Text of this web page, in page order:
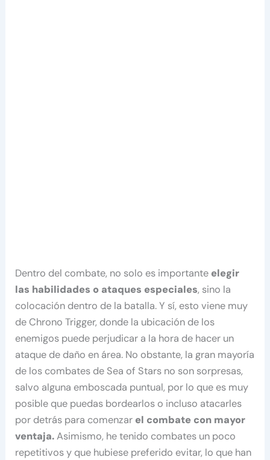
Dentro del combate, no solo es importante elegir
las habilidades o ataques especiales, sino la
colocación dentro de la batalla. Y sí, esto viene muy
de Chrono Trigger, donde la ubicación de los
enemigos puede perjudicar a la hora de hacer un
ataque de daño en área. No obstante, la gran mayoría
de los combates de Sea of Stars no son sorpresas,
salvo alguna emboscada puntual, por lo que es muy
posible que puedas bordearlos o incluso atacarles
por detrás para comenzar el combate con mayor
ventaja.Asimismo, he tenido combates un poco
repetitivos y que hubiese preferido evitar, lo que han